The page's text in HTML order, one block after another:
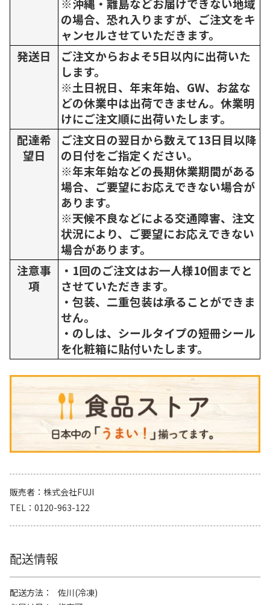
※沖縄・離島などお届けできない地域
の場合、恐れ入りますが、ご注文をキ
ャンセルさせていただきます。
発送日
ご注文からおよそ5日以内に出荷いた
します。
※土日祝日、年末年始、GW、お盆な
どの休業中は出荷できません。休業明
けにご注文順に出荷いたします。
配達希
望日
ご注文日の翌日から数えて13日目以降
の日付をご指定ください。
※年末年始などの長期休業期間がある
場合、ご要望にお応えできない場合が
あります。
※天候不良などによる交通障害、注文
状況により、ご要望にお応えできない
場合があります。
注意事
項
・1回のご注文はお一人様10個までと
させていただきます。
・包装、二重包装は承ることができま
せん。
・のしは、シールタイプの短冊シール
を化粧箱に貼付いたします。
販売者
株式会社FUJI
TEL
0120-963-122
配送情報
配送方法
佐川(冷凍)